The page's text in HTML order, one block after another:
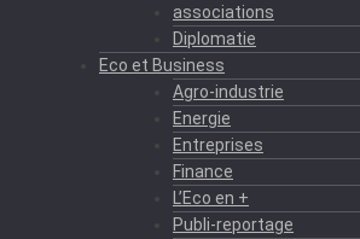
associations
Diplomatie
Eco et Business
Agro-industrie
Energie
Entreprises
Finance
L’Eco en +
Publi-reportage